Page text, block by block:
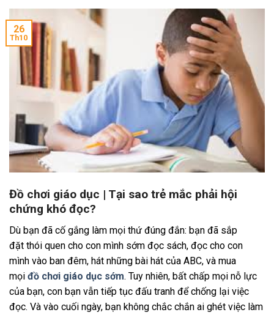
26
Th10
Đồ chơi giáo dục | Tại sao trẻ mắc phải hội
chứng khó đọc?
Dù bạn đã cố gắng làm mọi thứ đúng đắn: bạn đã sắp
đặt thói quen cho con mình sớm đọc sách, đọc cho con
mình vào ban đêm, hát những bài hát của ABC, và mua
mọi đồ chơi giáo dục sớm. Tuy nhiên, bất chấp mọi nỗ lực
của bạn, con bạn vẫn tiếp tục đấu tranh để chống lại việc
đọc. Và vào cuối ngày, bạn không chắc chắn ai ghét việc làm